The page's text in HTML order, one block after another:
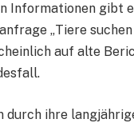
Informationen gibt
„Tiere
auf alte
ihre